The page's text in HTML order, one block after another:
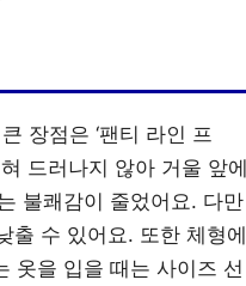
장점은 ‘팬티 라인 프
드러나지 않아 거울 앞에
불쾌감이 줄었어요. 다만
출 수 있어요. 또한 체형에
옷을 입을 때는 사이즈 선